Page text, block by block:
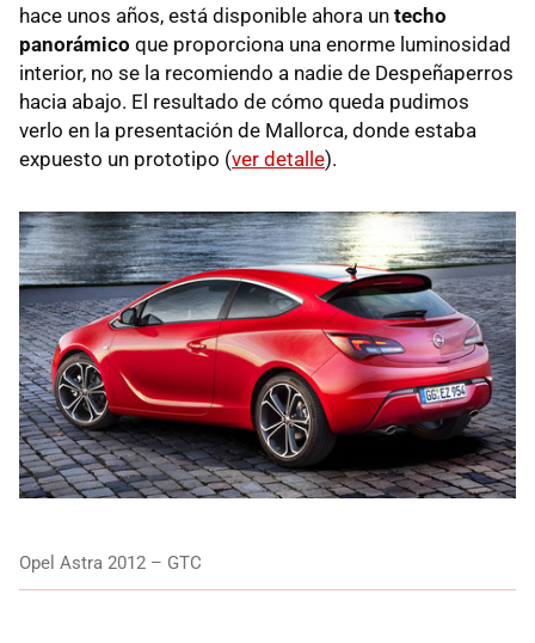
hace unos años, está disponible ahora un techo
panorámico que proporciona una enorme luminosidad
interior, no se la recomiendo a nadie de Despeñaperros
hacia abajo. El resultado de cómo queda pudimos
verlo en la presentación de Mallorca, donde estaba
expuesto un prototipo (ver detalle).
Opel Astra 2012 – GTC